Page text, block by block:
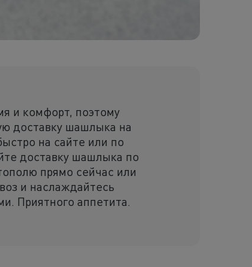
и комфорт, поэтому
доставку шашлыка на
на сайте или по
доставку шашлыка по
прямо сейчас или
и наслаждайтесь
Приятного аппетита.